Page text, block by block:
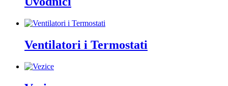
Ventilatori i Termostati